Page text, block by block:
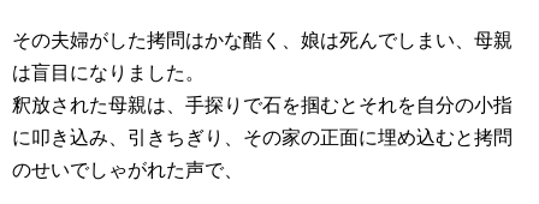
その夫婦がした拷問はかな酷く、娘は死んでしまい、母親
は盲目になりました。
釈放された母親は、手探りで石を掴むとそれを自分の小指
に叩き込み、引きちぎり、その家の正面に埋め込むと拷問
のせいでしゃがれた声で、